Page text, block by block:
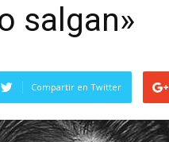
salgan»
Compartir en Twitter